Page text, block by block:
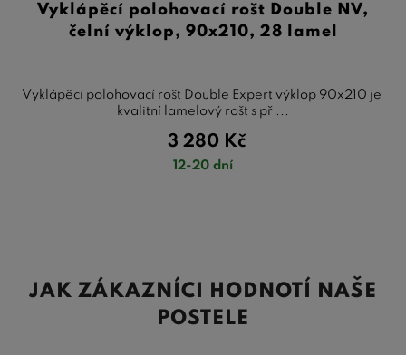
Vyklápěcí polohovací rošt Double NV,
čelní výklop, 90x210, 28 lamel
Vyklápěcí polohovací rošt Double Expert výklop 90x210 je
kvalitní lamelový rošt s př ...
3 280 Kč
12-20 dní
JAK ZÁKAZNÍCI HODNOTÍ NAŠE
POSTELE